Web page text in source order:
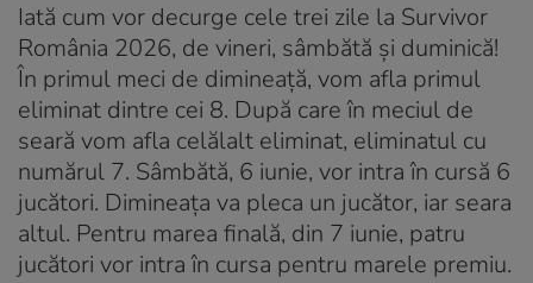
Iată cum vor decurge cele trei zile la Survivor
România 2026, de vineri, sâmbătă și duminică!
În primul meci de dimineață, vom afla primul
eliminat dintre cei 8. După care în meciul de
seară vom afla celălalt eliminat, eliminatul cu
numărul 7. Sâmbătă, 6 iunie, vor intra în cursă 6
jucători. Dimineața va pleca un jucător, iar seara
altul. Pentru marea finală, din 7 iunie, patru
jucători vor intra în cursa pentru marele premiu.